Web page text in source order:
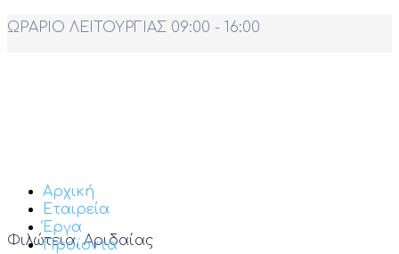
ΩΡΑΡΙΟ ΛΕΙΤΟΥΡΓΙΑΣ 09:00 - 16:00
Φιλώτεια, Αριδαίας
Αρχική
Εταιρεία
Έργα
Προϊόντα